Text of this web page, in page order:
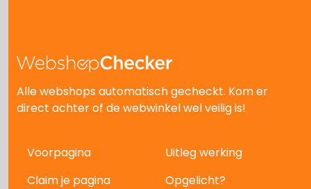
Alle webshops automatisch gecheckt. Kom er
direct achter of de webwinkel wel veilig is!
Voorpagina
Uitleg werking
Claim je pagina
Opgelicht?